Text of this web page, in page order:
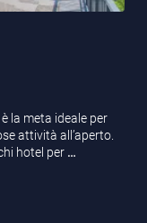
la meta ideale per
attività all’aperto.
hotel per …